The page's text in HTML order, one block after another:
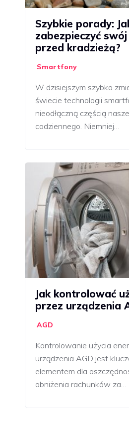
Szybkie porady:
zabezpieczyć
przed kradzieżą?
Smartfony
W dzisiejszym szybko
świecie technologii
nieodłączną częścią
codziennego. Niemniej…
Jak kontrolować
przez urządzenia
AGD
Kontrolowanie użycia
urządzenia AGD jest
elementem dla
obniżenia rachunków za…